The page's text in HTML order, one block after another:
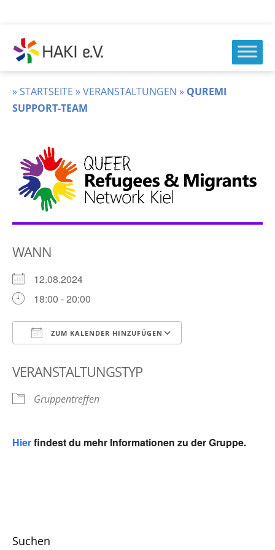
Inhalt
springen
HAKI
e.v.
»STARTSEITE »VERANSTALTUNGEN » QUREMI
SUPPORT-TEAM
WANN
12.08.2024
18:00 - 20:00
ZUM KALENDER HINZUFÜGEN
VERANSTALTUNGSTYP
Gruppentreffen
Hierfindest du mehr Informationen zu der Gruppe.
Suchen